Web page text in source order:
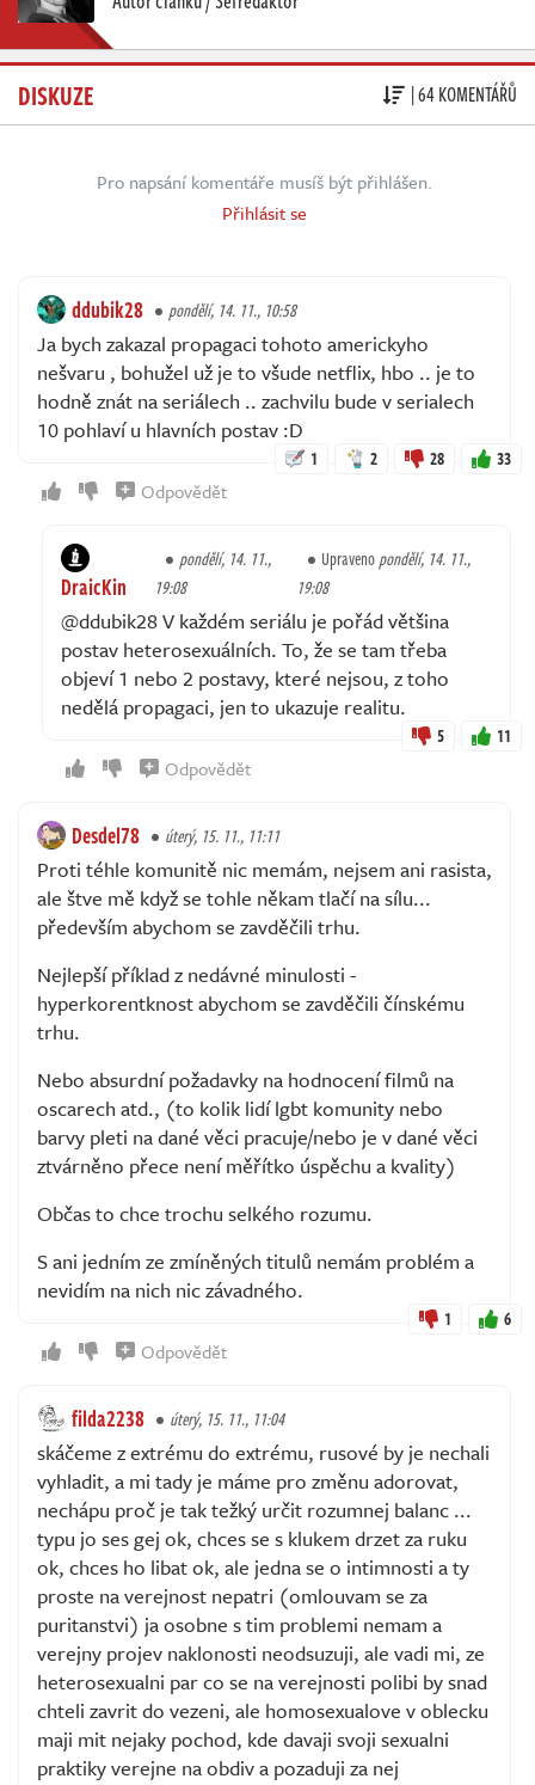
DISKUZE | 64 KOMENTÁŘŮ
Pro napsání komentáře musíš být přihlášen.
Přihlásit se
ddubik28 pondělí, 14. 11., 10:58
Ja bych zakazal propagaci tohoto americkyho
nešvaru , bohužel už je to všude netflix, hbo .. je to
hodně znát na seriálech .. zachvilu bude v serialech
10 pohlaví u hlavních postav :D
1 2 28 33
Odpovědět
DraicKin
pondělí, 14. 11.,
19:08
Upravenopondělí, 14. 11.,
19:08
@ddubik28 V každém seriálu je pořád většina
postav heterosexuálních. To, že se tam třeba
objeví 1 nebo 2 postavy, které nejsou, z toho
nedělá propagaci, jen to ukazuje realitu.
5 11
Odpovědět
Desdel78 úterý, 15. 11., 11:11
Proti téhle komunitě nic memám, nejsem ani rasista,
ale štve mě když se tohle někam tlačí na sílu...
především abychom se zavděčili trhu.
Nejlepší příklad z nedávné minulosti -
hyperkorentknost abychom se zavděčili čínskému
trhu.
Nebo absurdní požadavky na hodnocení filmů na
oscarech atd., (to kolik lidí lgbt komunity nebo
barvy pleti na dané věci pracuje/nebo je v dané věci
ztvárněno přece není měřítko úspěchu a kvality)
Občas to chce trochu selkého rozumu.
S ani jedním ze zmíněných titulů nemám problém a
nevidím na nich nic závadného.
1 6
Odpovědět
filda2238 úterý, 15. 11., 11:04
skáčeme z extrému do extrému, rusové by je nechali
vyhladit, a mi tady je máme pro změnu adorovat,
nechápu proč je tak težký určit rozumnej balanc ...
typu jo ses gej ok, chces se s klukem drzet za ruku
ok, chces ho libat ok, ale jedna se o intimnosti a ty
proste na verejnost nepatri (omlouvam se za
puritanstvi) ja osobne s tim problemi nemam a
verejny projev naklonosti neodsuzuji, ale vadi mi, ze
heterosexualni par co se na verejnosti polibi by snad
chteli zavrit do vezeni, ale homosexualove v oblecku
maji mit nejaky pochod, kde davaji svoji sexualni
praktiky verejne na obdiv a pozaduji za nej